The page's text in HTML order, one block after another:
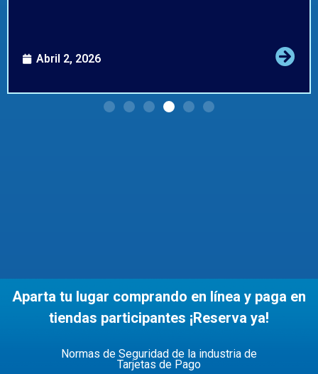
Abril 2, 2026
Aparta tu lugar comprando en línea y paga en
tiendas participantes ¡Reserva ya!
Normas de Seguridad de la industria de
Tarjetas de Pago